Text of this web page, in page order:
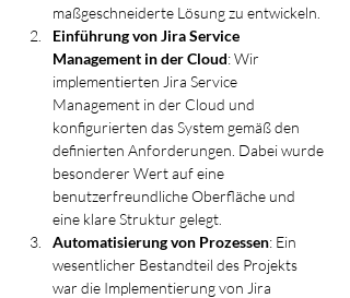
maßgeschneiderte Lösung zu entwickeln.
Einführung von Jira Service
Management in der Cloud: Wir
implementierten Jira Service
Management in der Cloud und
konfigurierten das System gemäß den
definierten Anforderungen. Dabei wurde
besonderer Wert auf eine
benutzerfreundliche Oberfläche und
eine klare Struktur gelegt.
Automatisierung von Prozessen: Ein
wesentlicher Bestandteil des Projekts
war die Implementierung von Jira